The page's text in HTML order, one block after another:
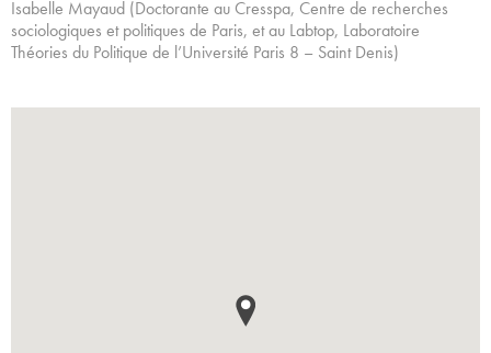
Isabelle Mayaud (Doctorante au Cresspa, Centre de recherches
sociologiques et politiques de Paris, et au Labtop, Laboratoire
Théories du Politique de l’Université Paris 8 – Saint Denis)